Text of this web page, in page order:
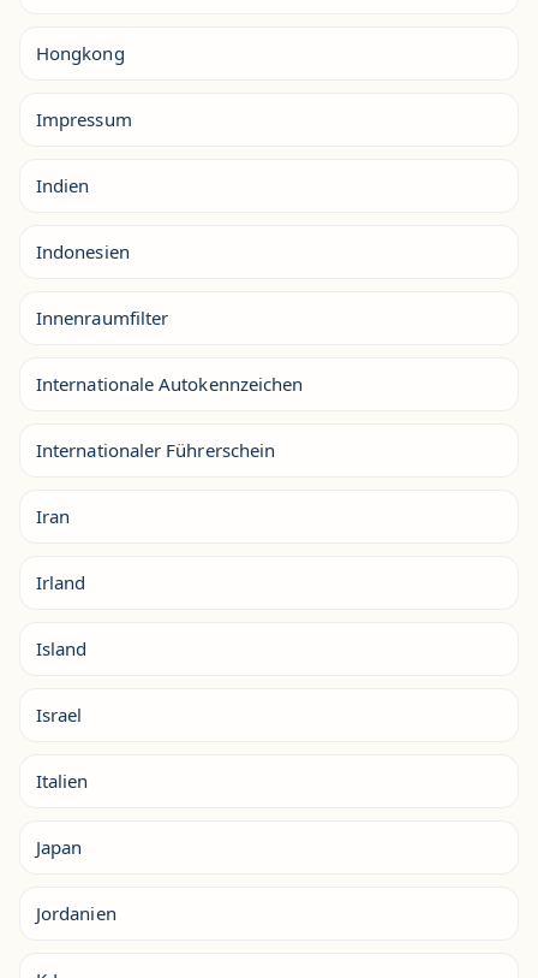
Hongkong
Impressum
Indien
Indonesien
Innenraumfilter
Internationale Autokennzeichen
Internationaler Führerschein
Iran
Irland
Island
Israel
Italien
Japan
Jordanien